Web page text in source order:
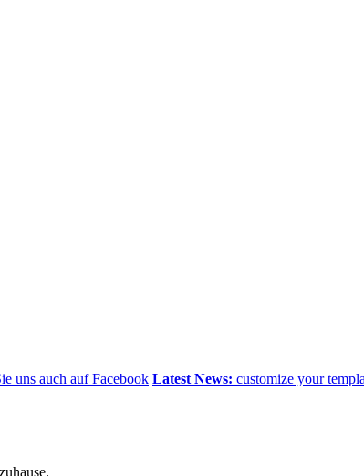
uns auch auf Facebook Latest News: customize your